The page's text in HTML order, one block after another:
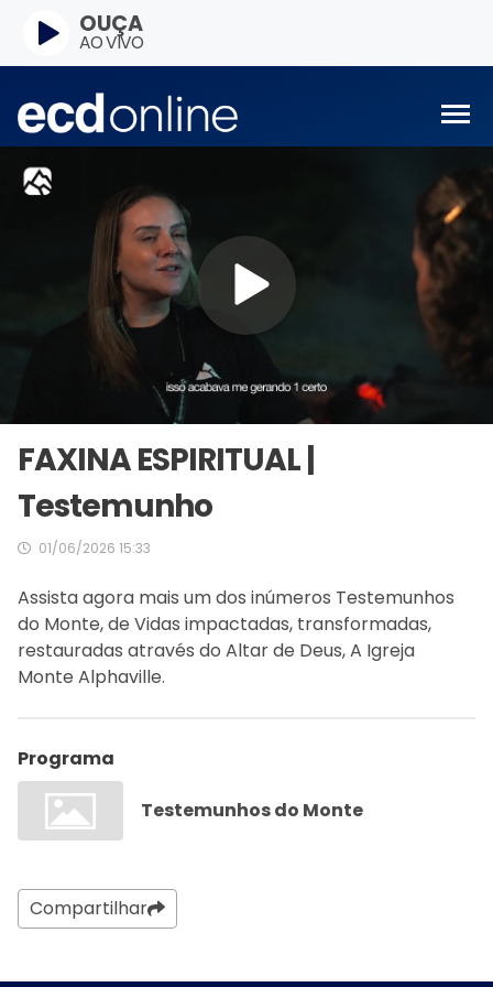
OUÇA
AO VIVO
FAXINA ESPIRITUAL |
Testemunho
01/06/2026 15:33
Assista agora mais um dos inúmeros Testemunhos
do Monte, de Vidas impactadas, transformadas,
restauradas através do Altar de Deus, A Igreja
Monte Alphaville.
Programa
Testemunhos do Monte
Compartilhar